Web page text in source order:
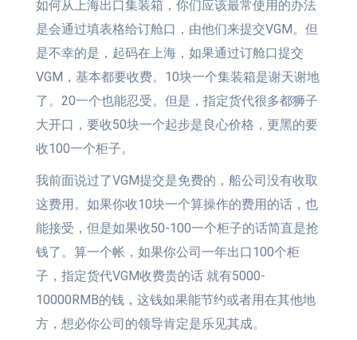
如何从上海出口集装箱，你们应该最常使用的办法
是会通过填表格给订舱口，由他们来提交VGM。但
是不幸的是，起码在上海，如果通过订舱口提交
VGM，基本都要收费。10块一个集装箱是谢天谢地
了。20一个也能忍受。但是，指定货代很多都狮子
大开口，要收50块一个起步是良心价格，更黑的要
收100一个柜子。
我前面说过了VGM提交是免费的，船公司没有收取
这费用。如果你收10块一个算操作的费用的话，也
能接受，但是如果收50-100一个柜子的话简直是抢
钱了。算一个帐，如果你公司一年出口100个柜
子，指定货代VGM收费贵的话 就有5000-
10000RMB的钱，这钱如果能节约或者用在其他地
方，想必你公司的领导肯定是乐见其成。